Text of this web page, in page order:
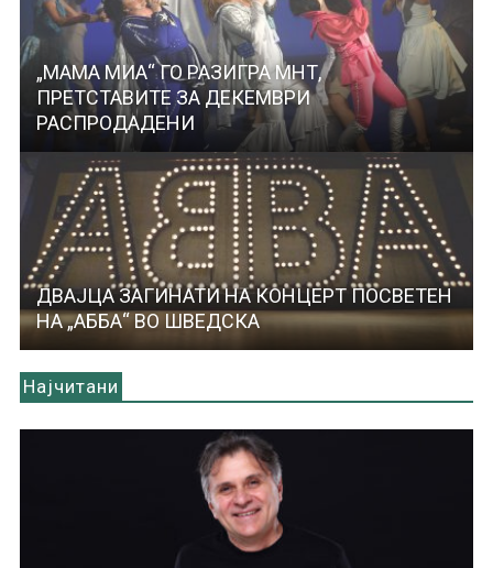
„МАМА МИА“ ГО РАЗИГРА МНТ,
ПРЕТСТАВИТЕ ЗА ДЕКЕМВРИ
РАСПРОДАДЕНИ
ДВАЈЦА ЗАГИНАТИ НА КОНЦЕРТ ПОСВЕТЕН
НА „АББА“ ВО ШВЕДСКА
Најчитани